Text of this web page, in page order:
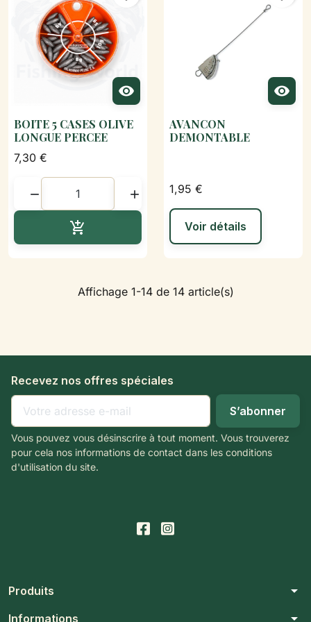

BOITE 5 CASES OLIVE
LONGUE PERCEE
7,30 €
 


AVANCON
DEMONTABLE
1,95 €
Voir détails
Affichage 1-14 de 14 article(s)
Recevez nos offres spéciales
Vous pouvez vous désinscrire à tout moment. Vous trouverez
pour cela nos informations de contact dans les conditions
d'utilisation du site.
Produits arrow_drop_down
Informations